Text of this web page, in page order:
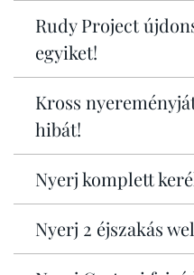
Rudy Project
egyiket!
Kross
hibát!
Nyerj komplett
Nyerj 2 éjszakás